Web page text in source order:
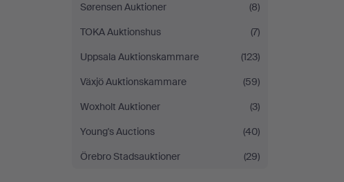
Sørensen Auktioner
(8)
TOKA Auktionshus
(7)
Uppsala Auktionskammare
(123)
Växjö Auktionskammare
(59)
Woxholt Auktioner
(3)
Young's Auctions
(40)
Örebro Stadsauktioner
(29)